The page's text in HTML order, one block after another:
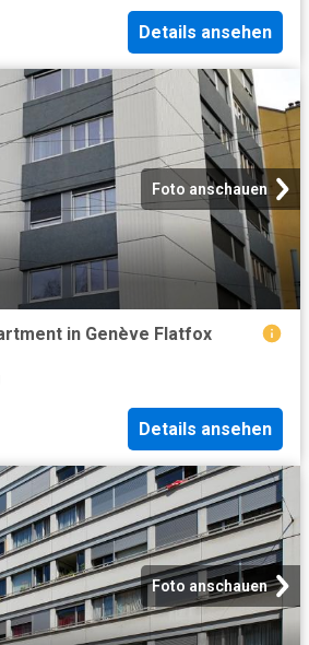
Details ansehen
Foto anschauen
in Genève Flatfox
Details ansehen
Foto anschauen